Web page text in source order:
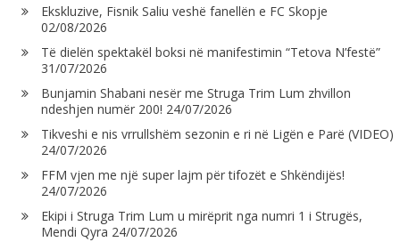
Ekskluzive, Fisnik Saliu veshë fanellën e FC Skopje
02/08/2026
Të dielën spektakël boksi në manifestimin “Tetova N’festë”
31/07/2026
Bunjamin Shabani nesër me Struga Trim Lum zhvillon
ndeshjen numër 200! 24/07/2026
Tikveshi e nis vrrullshëm sezonin e ri në Ligën e Parë (VIDEO)
24/07/2026
FFM vjen me një super lajm për tifozët e Shkëndijës!
24/07/2026
Ekipi i Struga Trim Lum u mirëprit nga numri 1 i Strugës,
Mendi Qyra 24/07/2026